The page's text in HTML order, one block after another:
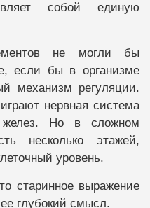
собой единую
не могли бы
если бы в организме
механизм регуляции.
нервная система
желез. Но в сложном
несколько этажей,
уровень.
старинное выражение
глубокий смысл.